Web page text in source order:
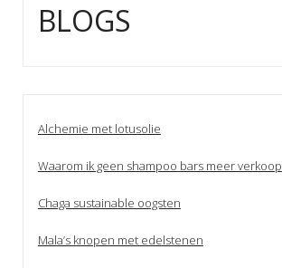
BLOGS
Alchemie met lotusolie
Waarom ik geen shampoo bars meer verkoop
Chaga sustainable oogsten
Mala’s knopen met edelstenen